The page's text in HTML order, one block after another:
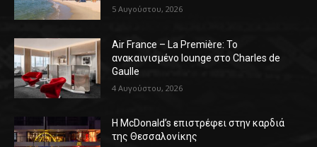
5 Αυγούστου, 2026
Air France – La Première: Το
ανακαινισμένο lounge στο Charles de
Gaulle
4 Αυγούστου, 2026
Η McDonald’s επιστρέφει στην καρδιά
της Θεσσαλονίκης